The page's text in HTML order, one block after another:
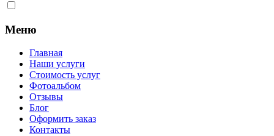
Меню
Главная
Наши услуги
Стоимость услуг
Фотоальбом
Отзывы
Блог
Оформить заказ
Контакты